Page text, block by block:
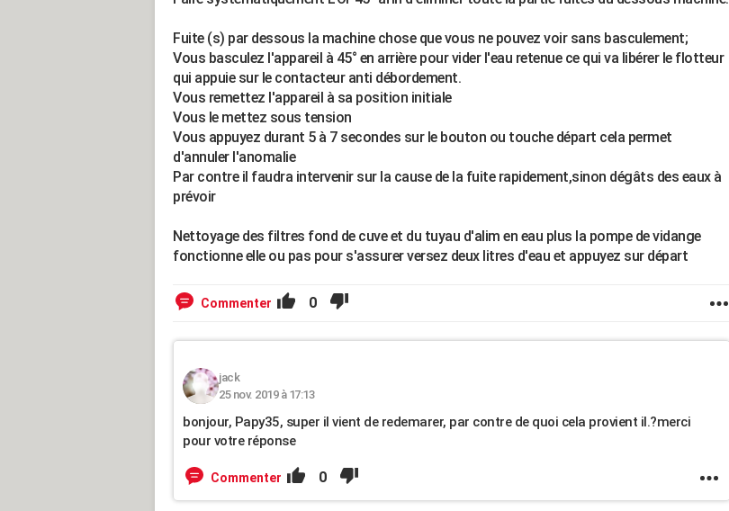
Fuite (s) par dessous la machine chose que vous ne pouvez voir sans basculement;
Vous basculez l'appareil à 45° en arrière pour vider l'eau retenue ce qui va libérer le flotteur
qui appuie sur le contacteur anti débordement.
Vous remettez l'appareil à sa position initiale
Vous le mettez sous tension
Vous appuyez durant 5 à 7 secondes sur le bouton ou touche départ cela permet
d'annuler l'anomalie
Par contre il faudra intervenir sur la cause de la fuite rapidement,sinon dégâts des eaux à
prévoir
Nettoyage des filtres fond de cuve et du tuyau d'alim en eau plus la pompe de vidange
fonctionne elle ou pas pour s'assurer versez deux litres d'eau et appuyez sur départ
Commenter 0
jack
25 nov. 2019 à 17:13
bonjour, Papy35, super il vient de redemarer, par contre de quoi cela provient il.?merci
pour votre réponse
Commenter 0